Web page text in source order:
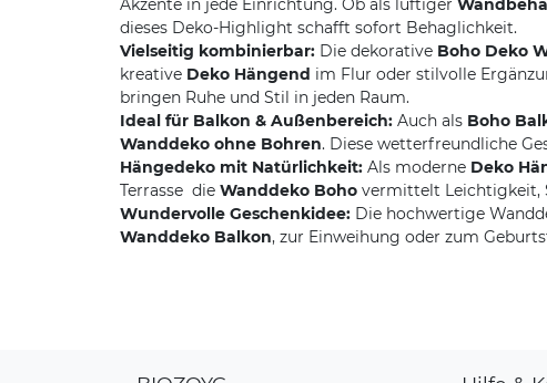
dieses Deko-Highlight schafft sofort Behaglichkeit.
Vielseitig kombinierbar: Die dekorative Boho Deko
kreative Deko Hängend im Flur oder stilvolle
bringen Ruhe und Stil in jeden Raum.
Ideal für Balkon & Außenbereich: Auch als Boho
Wanddeko ohne Bohren. Diese wetterfreundliche
Hängedeko mit Natürlichkeit: Als moderne Deko
Terrasse  die Wanddeko Boho vermittelt Leichtigkeit,
Wundervolle Geschenkidee: Die hochwertige
Wanddeko Balkon, zur Einweihung oder zum